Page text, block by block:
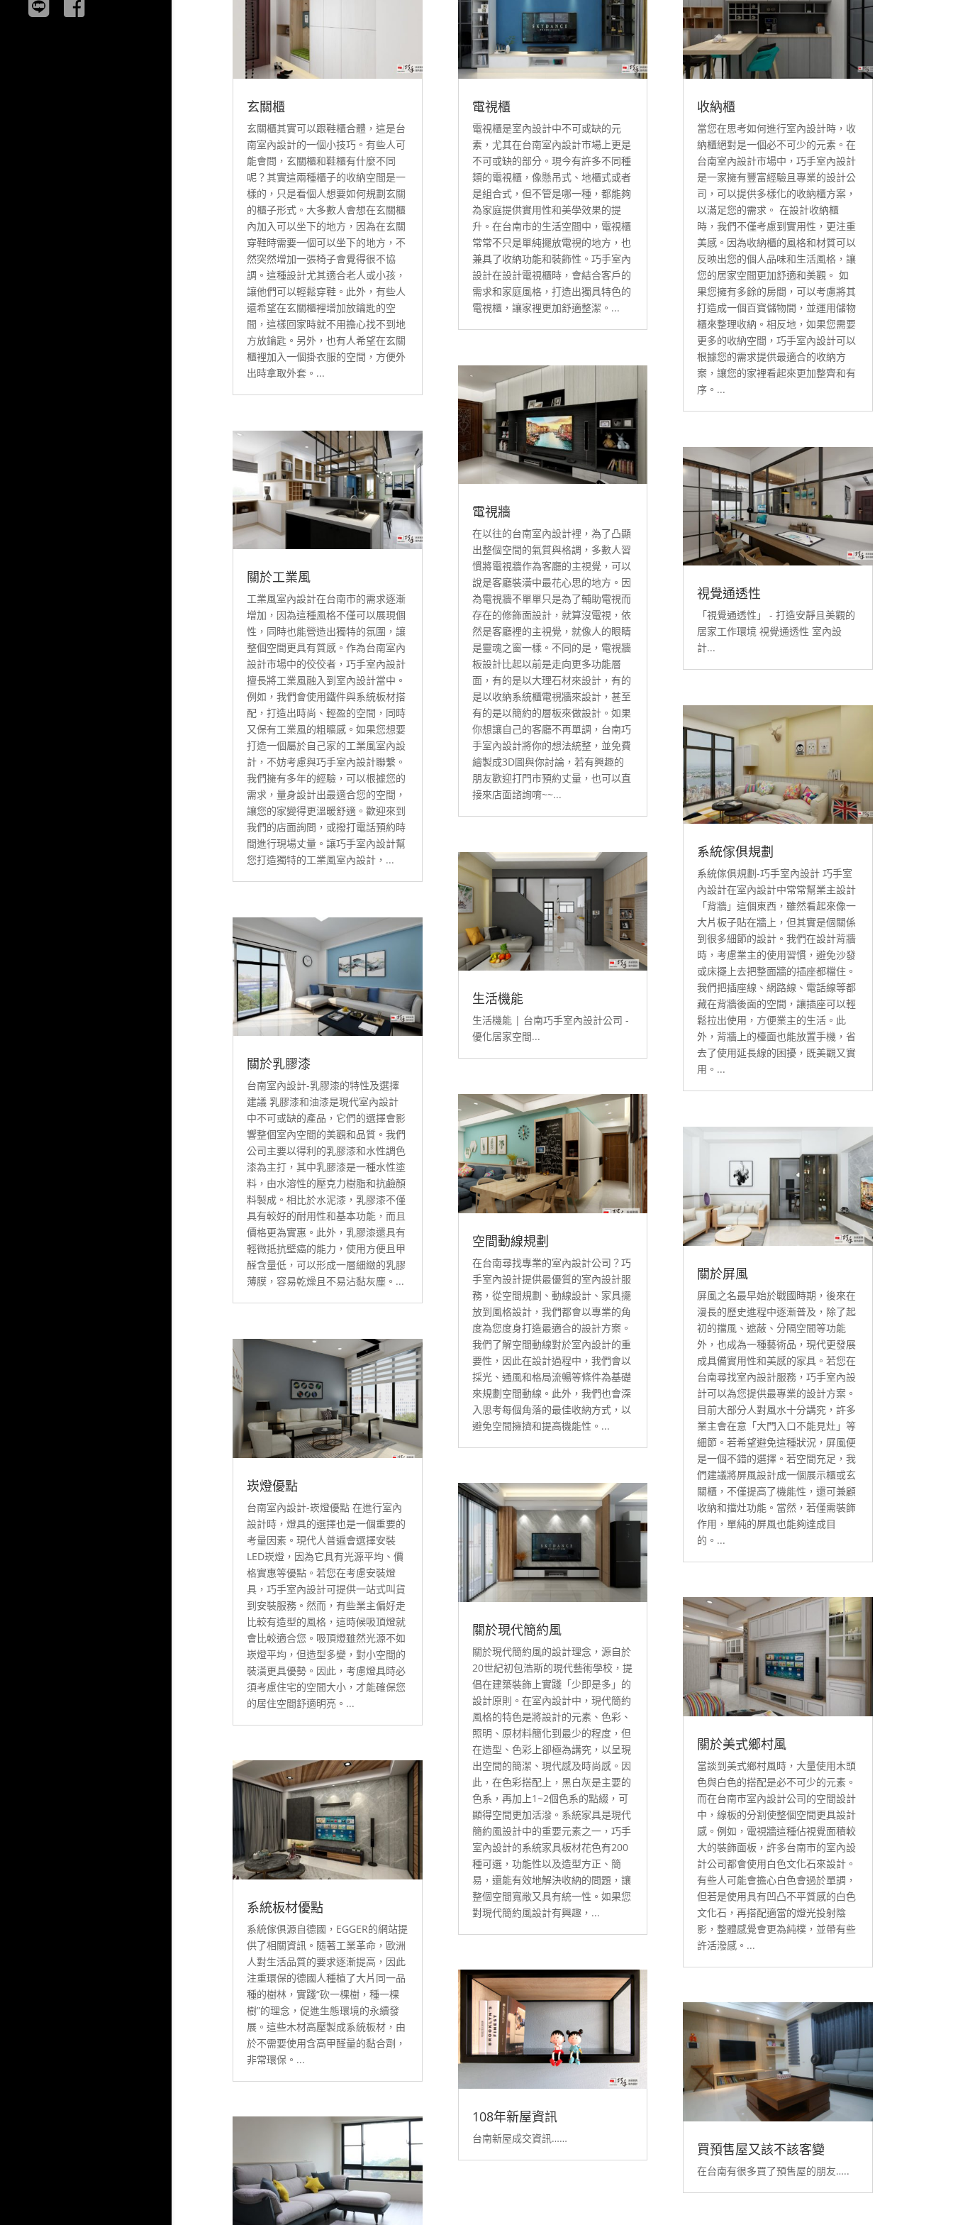
玄關櫃
玄關櫃其實可以跟鞋櫃合體，這是台
南室內設計的一個小技巧。有些人可
能會問，玄關櫃和鞋櫃有什麼不同
呢？其實這兩種櫃子的收納空間是一
樣的，只是看個人想要如何規劃玄關
的櫃子形式。大多數人會想在玄關櫃
內加入可以坐下的地方，因為在玄關
穿鞋時需要一個可以坐下的地方，不
然突然增加一張椅子會覺得很不協
調。這種設計尤其適合老人或小孩，
讓他們可以輕鬆穿鞋。此外，有些人
還希望在玄關櫃裡增加放鑰匙的空
間，這樣回家時就不用擔心找不到地
方放鑰匙。另外，也有人希望在玄關
櫃裡加入一個掛衣服的空間，方便外
出時拿取外套。...
關於工業風
工業風室內設計在台南市的需求逐漸
增加，因為這種風格不僅可以展現個
性，同時也能營造出獨特的氛圍，讓
整個空間更具有質感。作為台南室內
設計市場中的佼佼者，巧手室內設計
擅長將工業風融入到室內設計當中。
例如，我們會使用鐵件與系統板材搭
配，打造出時尚、輕盈的空間，同時
又保有工業風的粗曠感。如果您想要
打造一個屬於自己家的工業風室內設
計，不妨考慮與巧手室內設計聯繫。
我們擁有多年的經驗，可以根據您的
需求，量身設計出最適合您的空間，
讓您的家變得更溫暖舒適。歡迎來到
我們的店面詢問，或撥打電話預約時
間進行現場丈量。讓巧手室內設計幫
您打造獨特的工業風室內設計，...
關於乳膠漆
台南室內設計-乳膠漆的特性及選擇
建議 乳膠漆和油漆是現代室內設計
中不可或缺的產品，它們的選擇會影
響整個室內空間的美觀和品質。我們
公司主要以得利的乳膠漆和水性調色
漆為主打，其中乳膠漆是一種水性塗
料，由水溶性的壓克力樹脂和抗鹼顏
料製成。相比於水泥漆，乳膠漆不僅
具有較好的耐用性和基本功能，而且
價格更為實惠。此外，乳膠漆還具有
輕微抵抗壁癌的能力，使用方便且甲
醛含量低，可以形成一層細緻的乳膠
薄膜，容易乾燥且不易沾黏灰塵。...
崁燈優點
台南室內設計-崁燈優點 在進行室內
設計時，燈具的選擇也是一個重要的
考量因素。現代人普遍會選擇安裝
LED崁燈，因為它具有光源平均、價
格實惠等優點。若您在考慮安裝燈
具，巧手室內設計可提供一站式叫貨
到安裝服務。然而，有些業主偏好走
比較有造型的風格，這時候吸頂燈就
會比較適合您。吸頂燈雖然光源不如
崁燈平均，但造型多變，對小空間的
裝潢更具優勢。因此，考慮燈具時必
須考慮住宅的空間大小，才能確保您
的居住空間舒適明亮。...
系統板材優點
系統傢俱源自德國，EGGER的網站提
供了相關資訊。隨著工業革命，歐洲
人對生活品質的要求逐漸提高，因此
注重環保的德國人種植了大片同一品
種的樹林，實踐“砍一棵樹，種一棵
樹”的理念，促進生態環境的永續發
展。這些木材高壓製成系統板材，由
於不需要使用含高甲醛量的黏合劑，
非常環保。...
電視櫃
電視櫃是室內設計中不可或缺的元
素，尤其在台南室內設計市場上更是
不可或缺的部分。現今有許多不同種
類的電視櫃，像懸吊式、地櫃式或者
是組合式，但不管是哪一種，都能夠
為家庭提供實用性和美學效果的提
升。在台南市的生活空間中，電視櫃
常常不只是單純擺放電視的地方，也
兼具了收納功能和裝飾性。巧手室內
設計在設計電視櫃時，會結合客戶的
需求和家庭風格，打造出獨具特色的
電視櫃，讓家裡更加舒適整潔。...
電視牆
在以往的台南室內設計裡，為了凸顯
出整個空間的氣質與格調，多數人習
慣將電視牆作為客廳的主視覺，可以
說是客廳裝潢中最花心思的地方。因
為電視牆不單單只是為了輔助電視而
存在的修飾面設計，就算沒電視，依
然是客廳裡的主視覺，就像人的眼睛
是靈魂之窗一樣。不同的是，電視牆
板設計比起以前是走向更多功能層
面，有的是以大理石材來設計，有的
是以收納系統櫃電視牆來設計，甚至
有的是以簡約的層板來做設計。如果
你想讓自己的客廳不再單調，台南巧
手室內設計將你的想法統整，並免費
繪製成3D圖與你討論，若有興趣的
朋友歡迎打門市預約丈量，也可以直
接來店面諮詢唷~~...
生活機能
生活機能 | 台南巧手室內設計公司 -
優化居家空間...
空間動線規劃
在台南尋找專業的室內設計公司？巧
手室內設計提供最優質的室內設計服
務，從空間規劃、動線設計、家具擺
放到風格設計，我們都會以專業的角
度為您度身打造最適合的設計方案。
我們了解空間動線對於室內設計的重
要性，因此在設計過程中，我們會以
採光、通風和格局流暢等條件為基礎
來規劃空間動線。此外，我們也會深
入思考每個角落的最佳收納方式，以
避免空間擁擠和提高機能性。...
關於現代簡約風
關於現代簡約風的設計理念，源自於
20世紀初包浩斯的現代藝術學校，提
倡在建築裝飾上實踐「少即是多」的
設計原則。在室內設計中，現代簡約
風格的特色是將設計的元素、色彩、
照明、原材料簡化到最少的程度，但
在造型、色彩上卻極為講究，以呈現
出空間的簡潔、現代感及時尚感。因
此，在色彩搭配上，黑白灰是主要的
色系，再加上1~2個色系的點綴，可
顯得空間更加活潑。系統家具是現代
簡約風設計中的重要元素之一，巧手
室內設計的系統家具板材花色有200
種可選，功能性以及造型方正、簡
易，還能有效地解決收納的問題，讓
整個空間寬敞又具有統一性。如果您
對現代簡約風設計有興趣，...
108年新屋資訊
台南新屋成交資訊……
收納櫃
當您在思考如何進行室內設計時，收
納櫃絕對是一個必不可少的元素。在
台南室內設計市場中，巧手室內設計
是一家擁有豐富經驗且專業的設計公
司，可以提供多樣化的收納櫃方案，
以滿足您的需求。 在設計收納櫃
時，我們不僅考慮到實用性，更注重
美感。因為收納櫃的風格和材質可以
反映出您的個人品味和生活風格，讓
您的居家空間更加舒適和美觀。 如
果您擁有多餘的房間，可以考慮將其
打造成一個百寶儲物間，並運用儲物
櫃來整理收納。相反地，如果您需要
更多的收納空間，巧手室內設計可以
根據您的需求提供最適合的收納方
案，讓您的家裡看起來更加整齊和有
序。...
視覺通透性
「視覺通透性」 - 打造安靜且美觀的
居家工作環境 視覺通透性 室內設
計...
系統傢俱規劃
系統傢俱規劃-巧手室內設計 巧手室
內設計在室內設計中常常幫業主設計
「背牆」這個東西，雖然看起來像一
大片板子貼在牆上，但其實是個關係
到很多細節的設計。我們在設計背牆
時，考慮業主的使用習慣，避免沙發
或床擺上去把整面牆的插座都檔住。
我們把插座線、網路線、電話線等都
藏在背牆後面的空間，讓插座可以輕
鬆拉出使用，方便業主的生活。此
外，背牆上的檯面也能放置手機，省
去了使用延長線的困擾，既美觀又實
用。...
關於屏風
屏風之名最早始於戰國時期，後來在
漫長的歷史進程中逐漸普及，除了起
初的擋風、遮蔽、分隔空間等功能
外，也成為一種藝術品，現代更發展
成具備實用性和美感的家具。若您在
台南尋找室內設計服務，巧手室內設
計可以為您提供最專業的設計方案。
目前大部分人對風水十分講究，許多
業主會在意「大門入口不能見灶」等
細節。若希望避免這種狀況，屏風便
是一個不錯的選擇。若空間充足，我
們建議將屏風設計成一個展示櫃或玄
關櫃，不僅提高了機能性，還可兼顧
收納和擋灶功能。當然，若僅需裝飾
作用，單純的屏風也能夠達成目
的。...
關於美式鄉村風
當談到美式鄉村風時，大量使用木頭
色與白色的搭配是必不可少的元素。
而在台南市室內設計公司的空間設計
中，線板的分割使整個空間更具設計
感。例如，電視牆這種佔視覺面積較
大的裝飾面板，許多台南市的室內設
計公司都會使用白色文化石來設計。
有些人可能會擔心白色會過於單調，
但若是使用具有凹凸不平質感的白色
文化石，再搭配適當的燈光投射陰
影，整體感覺會更為純樸，並帶有些
許活潑感。...
買預售屋又該不該客變
在台南有很多買了預售屋的朋友…..